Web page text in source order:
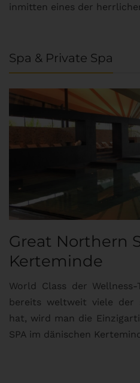
inmitten eines der
Spa & Private Spa
Great Northern
Kerteminde
World Class der
bereits weltweit viele der
hat, wird man die
SPA im dänischen